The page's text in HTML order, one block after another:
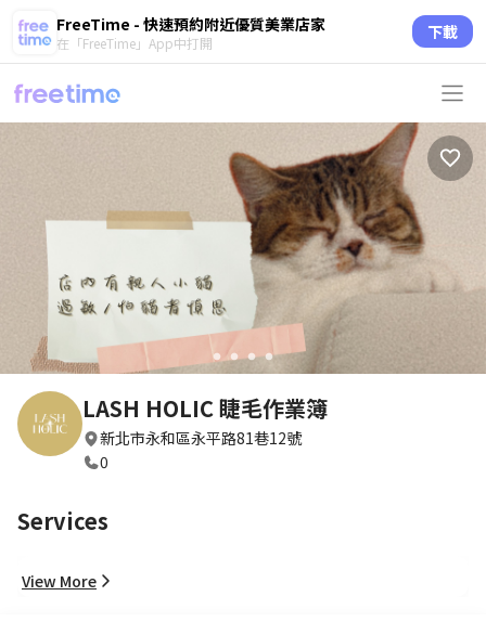
FreeTime - 快速預約附近優質美業店家
在「FreeTime」App中打開 下載
circle circle circle circle
LASH HOLIC 睫毛作業簿
新北市永和區永平路81巷12號
0
Services
View More